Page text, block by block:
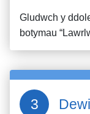
Gludwch y
botymau